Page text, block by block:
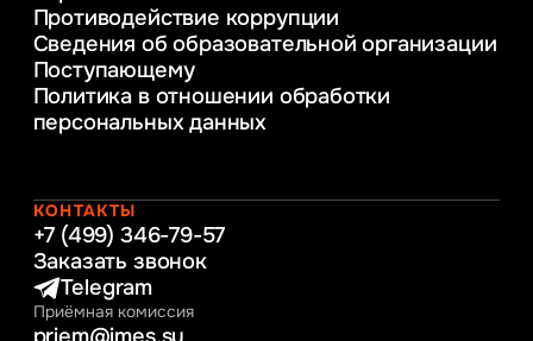
Уголовное право
Информационные технологии в бизнесе
Информационное и программное
обеспечение бизнес процессов
Управление человеческими ресурсами
Интернет-маркетинг
Противодействие коррупции
Сведения об образовательной организации
Поступающему
Политика в отношении обработки
персональных данных
КОНТАКТЫ
+7 (499) 346-79-57
Заказать звонок
Telegram
Приёмная комиссия